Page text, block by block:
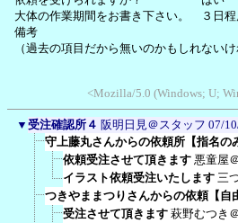
大体の作業期間をお書き下さい。 ３日程
備考
（過去の項目だから無いのかもしれない
<Mozilla/5.0 (Windows; U;
▼ 受注確認所４ 阪明日見＠スタッフ 07/
守上藤丸さんからの依頼所【指名の
依頼受注させて頂きます 悪童屋
イラスト依頼受注いたします 三
つきやままつりさんからの依頼【自
受注させて頂きます 萩野むつき